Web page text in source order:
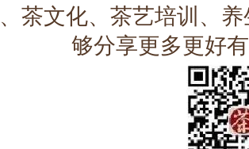
茶文化、茶艺培训、
够分享更多更好